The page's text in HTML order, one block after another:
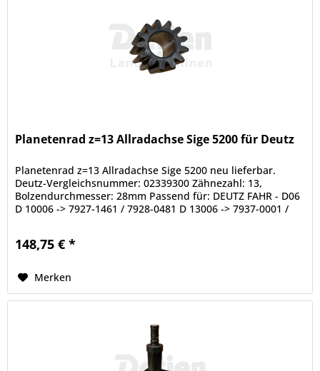
Planetenrad z=13 Allradachse Sige 5200 für Deutz
Planetenrad z=13 Allradachse Sige 5200 neu lieferbar.
Deutz-Vergleichsnummer: 02339300 Zähnezahl: 13,
Bolzendurchmesser: 28mm Passend für: DEUTZ FAHR - D06
D 10006 -> 7927-1461 / 7928-0481 D 13006 -> 7937-0001 /
148,75 € *
Merken